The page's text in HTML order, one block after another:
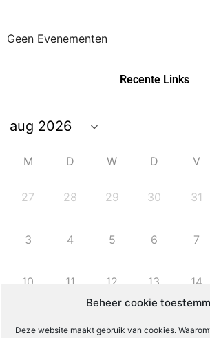
Beheer cookie
Deze website maakt gebruik van cookies.
Geen Evenementen
Recente Links
M D W D V
27 28 29 30 31
3 4 5 6 7
10 11 12 13 14